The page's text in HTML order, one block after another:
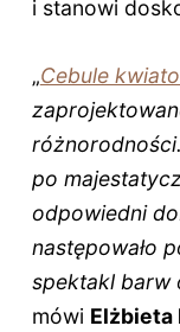
i stanowi
„Cebule
po
odpowiedni
następowało
spektakl barw
mówi Elżbieta